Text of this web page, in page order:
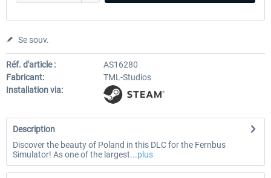
Se souv.
Réf. d'article :
AS16280
Fabricant:
TML-Studios
Installation via:
Description
Discover the beauty of Poland in this DLC for the Fernbus
Simulator! As one of the largest...plus